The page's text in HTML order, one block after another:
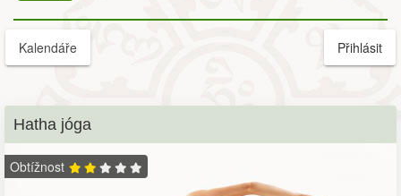
Kalendáře Přihlásit
Hatha jóga
Obtížnost